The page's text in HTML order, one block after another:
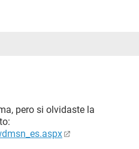
pero si olvidaste la